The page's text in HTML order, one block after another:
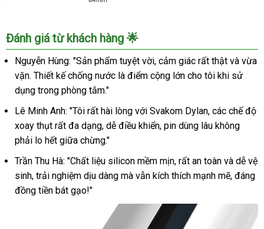
Svakom
Dylan
Âm
Đạo
Tự
Động
Xoay
Thụt
Cực
Đã
Tại
Nhà
Đánh giá từ khách hàng 🌟
Nguyễn Hùng: "Sản phẩm tuyệt vời, cảm giác rất thật và vừa
vặn. Thiết kế chống nước là điểm cộng lớn cho tôi khi sử
dụng trong phòng tắm."
Lê Minh Anh: "Tôi rất hài lòng với Svakom Dylan, các chế độ
xoay thụt rất đa dạng, dễ điều khiển, pin dùng lâu không
phải lo hết giữa chừng."
Trần Thu Hà: "Chất liệu silicon mềm mịn, rất an toàn và dễ vệ
sinh, trải nghiệm dịu dàng mà vẫn kích thích mạnh mẽ, đáng
đồng tiền bát gạo!"